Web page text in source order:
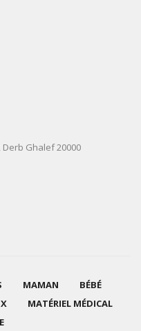
Derb Ghalef 20000
MAMAN
BÉBÉ
MATÉRIEL MÉDICAL